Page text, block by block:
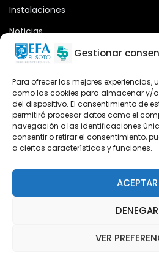
Gestionar
Para ofrecer las mejores
como las cookies para almacenar y/
del dispositivo. El consentimiento de
permitirá procesar datos como el
navegación o las identificaciones
consentir o retirar el consentimiento,
a ciertas características y funciones.
ACEPTAR
DENEGAR
VER
Instalaciones
Noticias
Oferta formativa
Plataforma 2.0
Acceso Cursos UNIR
Teléfono: (+34) 958 455 085
Teléfono: (+34) 618 370 813